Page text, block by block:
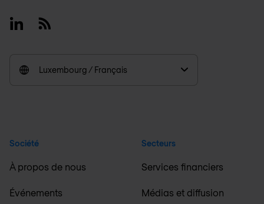
LinkedinRSS
Luxembourg / Français
Société
À propos de nous
Événements
Secteurs
Services financiers
Médias et diffusion